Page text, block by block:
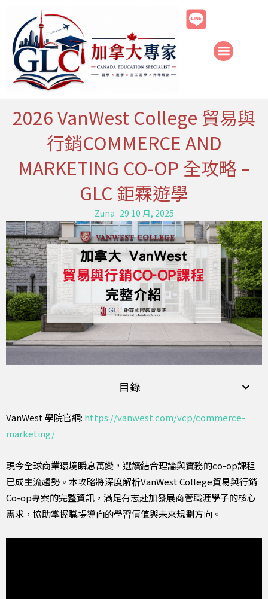
2026 VanWest College 貿易與
行銷COMMERCE AND
MARKETING CO-OP 全攻略 –
GLC 鉅霖遊學
Zuna 29 10 月, 2025
目錄
VanWest 學院官網: https://vanwest.com/vcp/commerce-
marketing/
現今全球商業環境瞬息萬變，選讀結合理論與實務的co-op課程
已成主流趨勢。本攻略將深度解析VanWest College貿易與行銷
Co-op專案的完整資訊，滿足有志赴加發展商管職涯學子的核心
需求，協助掌握職場導向的學習價值與未來規劃方向。